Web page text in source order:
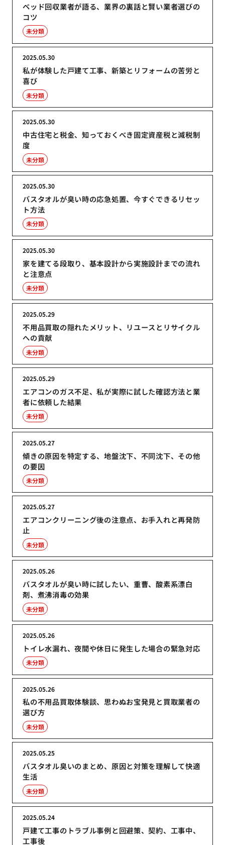
ベッド回収業者が語る、業界の裏話と賢い業者選びの
コツ
未分類
私が体験した戸建て工事、新築とリフォームの苦労と
喜び
2025.05.30
未分類
中古住宅と税金、知っておくべき固定資産税と減税制
度
2025.05.30
未分類
バスタオルが臭い時の応急処置、今すぐできるリセッ
ト方法
2025.05.30
未分類
家を建てる段取り、基本設計から実施設計までの流れ
と注意点
2025.05.30
未分類
不用品買取の隠れたメリット、リユースとリサイクル
への貢献
2025.05.29
未分類
エアコンのガス不足、私が実際に試した確認方法と業
者に依頼した結果
2025.05.29
未分類
傾きの原因を特定する、地盤沈下、不同沈下、その他
の要因
2025.05.27
未分類
エアコンクリーニング後の注意点、お手入れと再発防
止
2025.05.27
未分類
バスタオルが臭い時に試したい、重曹、酸素系漂白
剤、煮沸消毒の効果
2025.05.26
未分類
トイレ水漏れ、夜間や休日に発生した場合の緊急対応
2025.05.26
未分類
私の不用品買取体験談、思わぬお宝発見と買取業者の
選び方
2025.05.26
未分類
バスタオル臭いのまとめ、原因と対策を理解して快適
生活
2025.05.25
未分類
戸建て工事のトラブル事例と回避策、契約、工事中、
工事後
2025.05.24